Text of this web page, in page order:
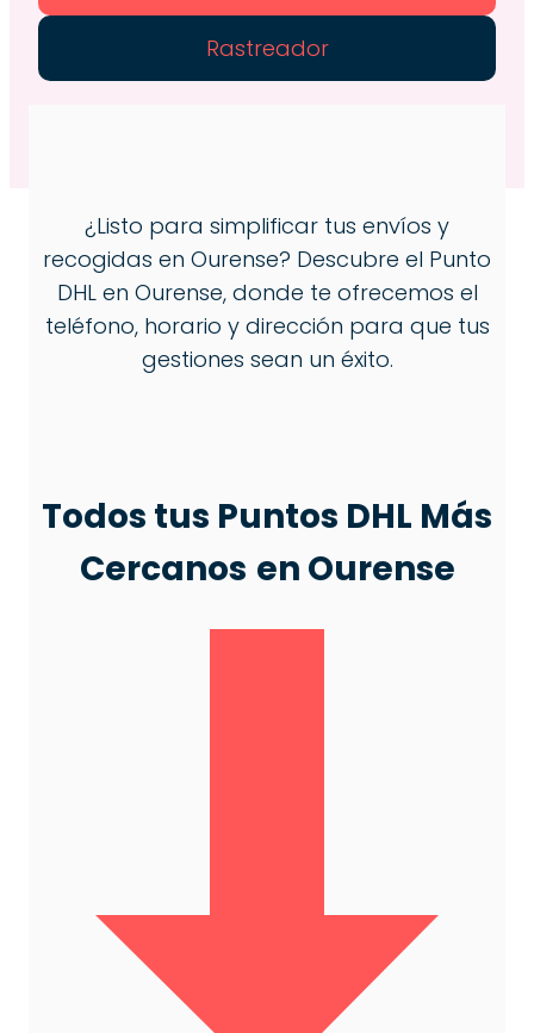
Rastreador
¿Listo para simplificar tus envíos y
recogidas en Ourense? Descubre el Punto
DHL en Ourense, donde te ofrecemos el
teléfono, horario y dirección para que tus
gestiones sean un éxito.
Todos tus Puntos DHL Más
Cercanos en Ourense